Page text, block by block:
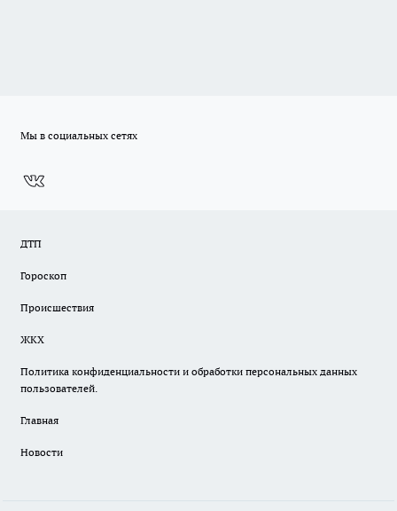
Мы в социальных сетях
ДТП
Гороскоп
Происшествия
ЖКХ
Политика конфиденциальности и обработки персональных данных
пользователей.
Главная
Новости